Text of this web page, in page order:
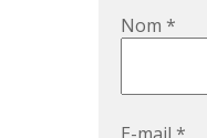
Nom *